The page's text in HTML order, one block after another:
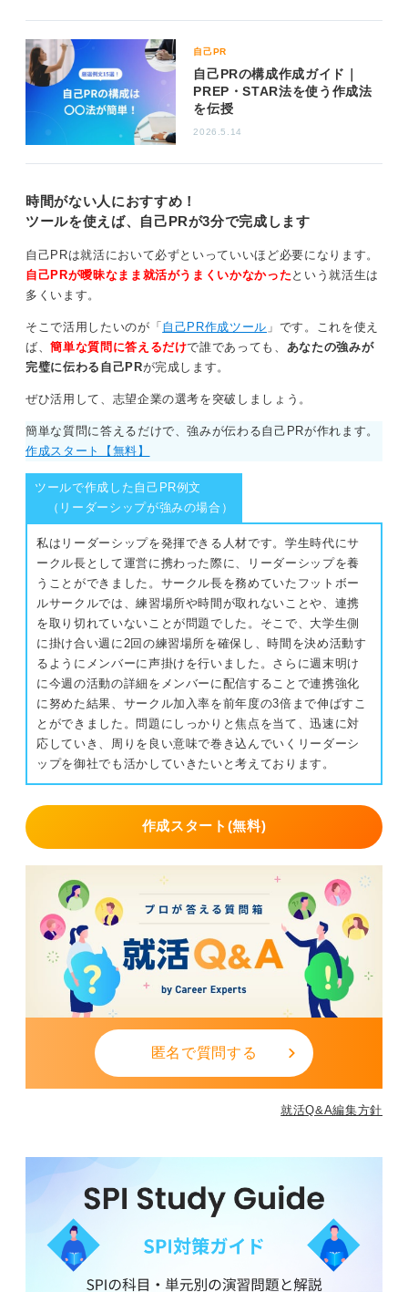
自己PR
自己PRの構成作成ガイド｜
PREP・STAR法を使う作成法
を伝授
2026.5.14
時間がない人におすすめ！
ツールを使えば、自己PRが3分で完成します
自己PRは就活において必ずといっていいほど必要になります。
自己PRが曖昧なまま就活がうまくいかなかった という就活生は
多くいます。
そこで活用したいのが「自己PR作成ツール 」です。これを使え
ば、簡単な質問に答えるだけで誰であっても、 あなたの強みが
完璧に伝わる自己PRが完成します。
ぜひ活用して、志望企業の選考を突破しましょう。
簡単な質問に答えるだけで、強みが伝わる自己PRが作れます。
作成スタート【無料】
ツールで作成した自己PR例文
（リーダーシップが強みの場合）
私はリーダーシップを発揮できる人材です。学生時代にサ
ークル長として運営に携わった際に、リーダーシップを養
うことができました。サークル長を務めていたフットボー
ルサークルでは、練習場所や時間が取れないことや、連携
を取り切れていないことが問題でした。そこで、大学生側
に掛け合い週に2回の練習場所を確保し、時間を決め活動す
るようにメンバーに声掛けを行いました。さらに週末明け
に今週の活動の詳細をメンバーに配信することで連携強化
に努めた結果、サークル加入率を前年度の3倍まで伸ばすこ
とができました。問題にしっかりと焦点を当て、迅速に対
応していき、周りを良い意味で巻き込んでいくリーダーシ
ップを御社でも活かしていきたいと考えております。
作成スタート(無料)
匿名で質問する
就活Q&A編集方針